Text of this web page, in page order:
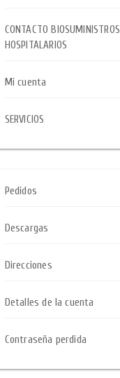
CONTACTO BIOSUMINISTROS
HOSPITALARIOS
Mi cuenta
SERVICIOS
Pedidos
Descargas
Direcciones
Detalles de la cuenta
Contraseña perdida